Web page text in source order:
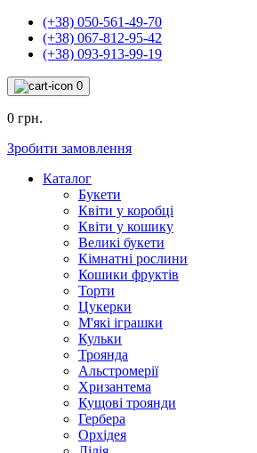
(+38) 050-561-49-70
(+38) 067-812-95-42
(+38) 093-913-99-19
0
0 грн.
Зробити замовлення
Каталог
Букети
Квіти у коробці
Квіти у кошику
Великі букети
Кімнатні рослини
Кошики фруктів
Торти
Цукерки
М'які іграшки
Кульки
Троянда
Альстромерії
Хризантема
Кущові троянди
Гербера
Орхідея